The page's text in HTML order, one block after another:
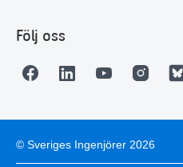
Följ oss
© Sveriges Ingenjörer 2026